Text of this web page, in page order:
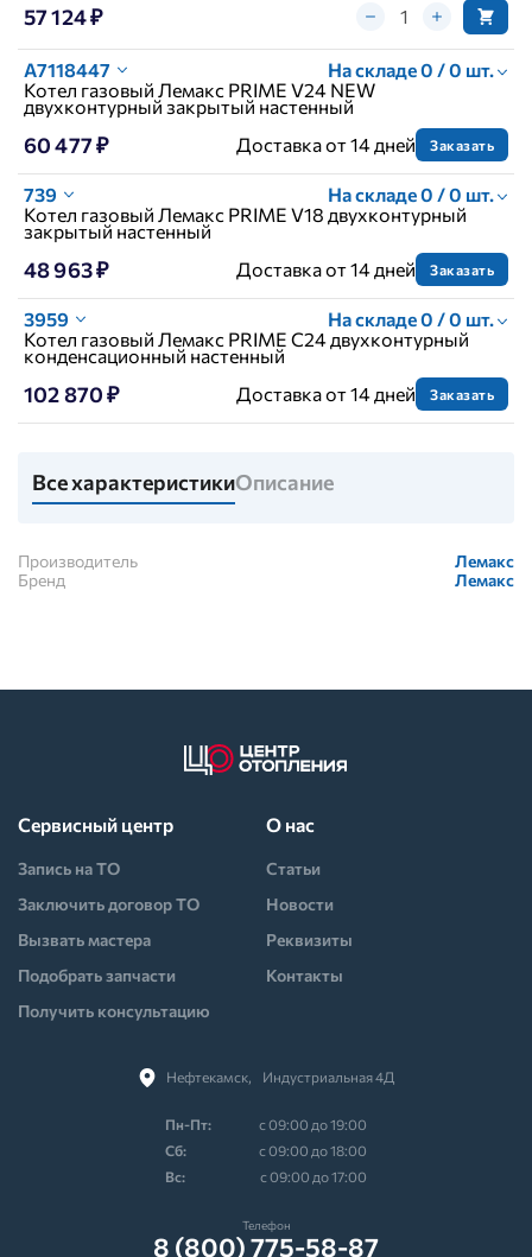
57 124 ₽
A7118447
На складе 0 / 0 шт.
Котел газовый Лемакс PRIME V24 NEW
двухконтурный закрытый настенный
60 477 ₽ Доставка от 14 дней Заказать
739
На складе 0 / 0 шт.
Котел газовый Лемакс PRIME V18 двухконтурный
закрытый настенный
48 963 ₽ Доставка от 14 дней Заказать
3959
На складе 0 / 0 шт.
Котел газовый Лемакс PRIME C24 двухконтурный
конденсационный настенный
102 870 ₽ Доставка от 14 дней Заказать
Все характеристикиОписание
Производитель
Лемакс
Бренд
Лемакс
Нефтекамск,⠀Индустриальная 4Д
Пн-Пт:
с 09:00 до 19:00
Cб:
с 09:00 до 18:00
Вс:
с 09:00 до 17:00
Сервисный центр
Запись на ТО
Заключить договор ТО
Вызвать мастера
Подобрать запчасти
Получить консультацию
О нас
Статьи
Новости
Реквизиты
Контакты
Телефон
8 (800) 775-58-87